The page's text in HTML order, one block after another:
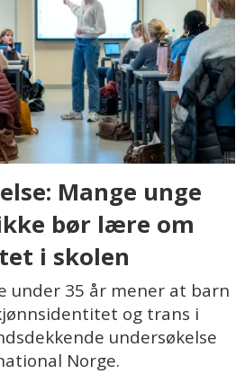
Mange unge
bør lære om
i skolen
under 35 år mener at barn
og trans i
undersøkelse
Norge.